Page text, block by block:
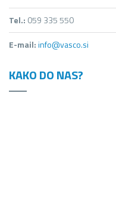
Tel.: 059 335 550
E-mail:info@vasco.si
KAKO DO NAS?